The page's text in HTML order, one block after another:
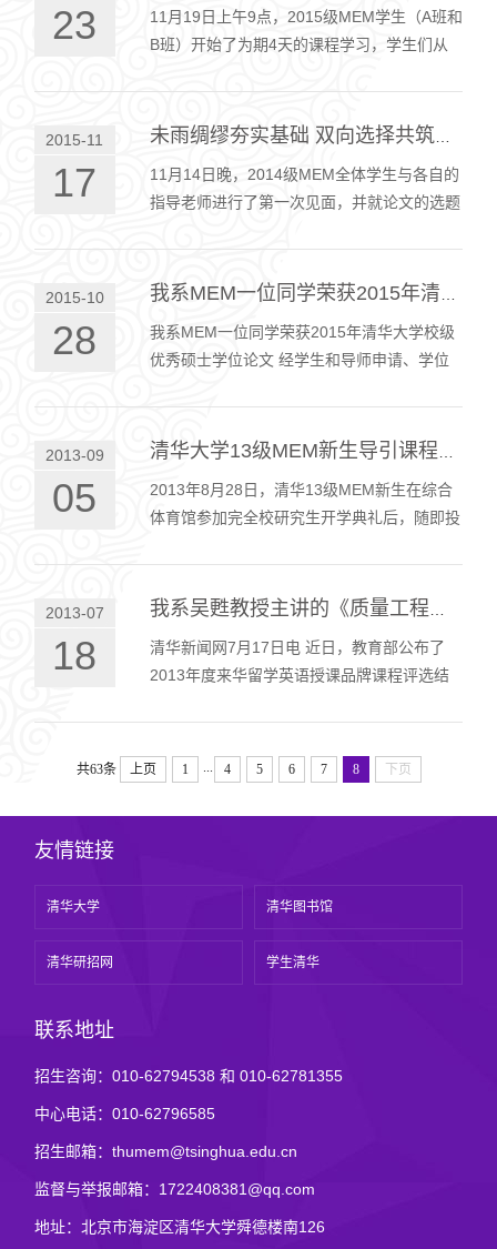
23
11月19日上午9点，2015级MEM学生（A班和
B班）开始了为期4天的课程学习，学生们从
上课方…
2015-11
17
未雨绸缪夯实基础 双向选择共筑精品 -2014级MEM论文写作正式启动
11月14日晚，2014级MEM全体学生与各自的
指导老师进行了第一次见面，并就论文的选题
彩…
2015-10
28
我系MEM一位同学荣获2015年清华大学校级
优秀硕士学位论文 经学生和导师申请、学位
二等奖9…
2013-09
05
2013年8月28日，清华13级MEM新生在综合
体育馆参加完全校研究生开学典礼后，随即投
极限学…
2013-07
18
清华新闻网7月17日电 近日，教育部公布了
2013年度来华留学英语授课品牌课程评选结
讲…
共63条 上页 1 ... 4 5 6 7 8 下页
友情链接
清华大学 清华图书馆
清华研招网 学生清华
联系地址
招生咨询：010-62794538 和 010-62781355
中心电话：010-62796585
招生邮箱：thumem@tsinghua.edu.cn
监督与举报邮箱：1722408381@qq.com
地址：北京市海淀区清华大学舜德楼南126